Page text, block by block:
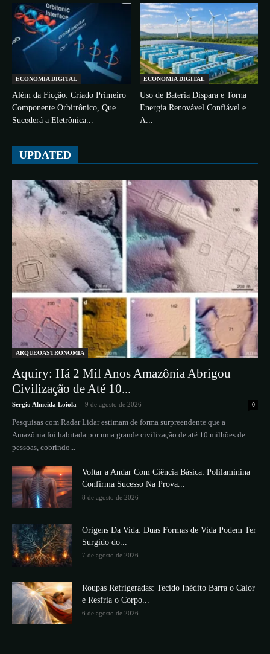
ECONOMIA DIGITAL
Além da Ficção: Criado Primeiro
Componente Orbitrônico, Que
Sucederá a Eletrônica...
ECONOMIA DIGITAL
Uso de Bateria Dispara e Torna
Energia Renovável Confiável e
A...
UPDATED
ARQUEOASTRONOMIA
Aquiry: Há 2 Mil Anos Amazônia Abrigou
Civilização de Até 10...
Sergio Almeida Loiola - 9 de agosto de 2026 0
Pesquisas com Radar Lidar estimam de forma surpreendente que a
Amazônia foi habitada por uma grande civilização de até 10 milhões de
pessoas, cobrindo...
Voltar a Andar Com Ciência Básica: Polilaminina
Confirma Sucesso Na Prova...
8 de agosto de 2026
Origens Da Vida: Duas Formas de Vida Podem Ter
Surgido do...
7 de agosto de 2026
Roupas Refrigeradas: Tecido Inédito Barra o Calor
e Resfria o Corpo...
6 de agosto de 2026